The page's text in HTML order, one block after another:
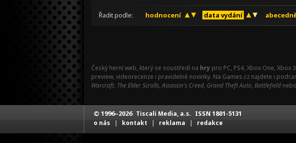
Řadit podle: hodnocení data vydání
Český herní web, který se soustředí na hry pro PC, PS4, Xbox One, Xbox
preview, videorecenze i pravidelné novinky. Na Games.cz najdete i
Warcraft, The Elder Scrolls,Assassin's Creed, Grand Theft Auto, Battlefield nebo
© 1996–2026 Tiscali Media, a.s. ISSN 1801-5131
o nás | kontakt | reklama | redakce